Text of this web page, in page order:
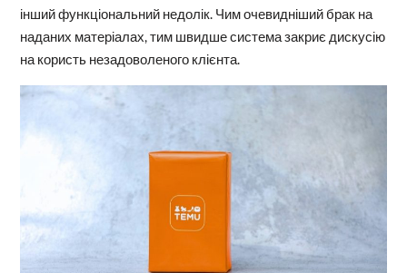
інший функціональний недолік. Чим очевидніший брак на
наданих матеріалах, тим швидше система закриє дискусію
на користь незадоволеного клієнта.